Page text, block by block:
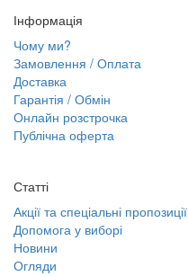
Інформація
Чому ми?
Замовлення / Оплата
Доставка
Гарантія / Обмін
Онлайн розстрочка
Публічна оферта
Статті
Акції та спеціальні пропозиції
Допомога у виборі
Новини
Огляди